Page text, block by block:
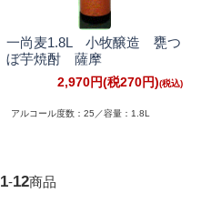
一尚麦1.8L 小牧醸造 甕つ
ぼ芋焼酎 薩摩
2,970円(税270円)
アルコール度数：25／容量：1.8L
1-12商品